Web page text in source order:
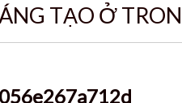
TẠO Ở